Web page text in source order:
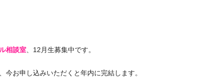
相談室、12月生募集中です。
今お申し込みいただくと年内に完結します。